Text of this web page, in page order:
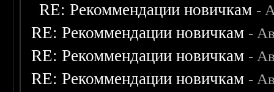
RE: Рекоммендации новичкам -
RE: Рекоммендации новичкам -
RE: Рекоммендации новичкам -
RE: Рекоммендации новичкам -